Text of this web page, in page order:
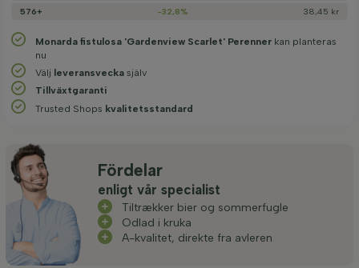
576+
-32,8% 38,45 kr
Monarda fistulosa 'Gardenview Scarlet' Perenner kan planteras
nu
Välj leveransvecka själv
Tillväxtgaranti
Trusted Shops kvalitetsstandard
Fördelar
enligt vår specialist
Tiltrækker bier og sommerfugle
Odlad i kruka
A-kvalitet, direkte fra avleren